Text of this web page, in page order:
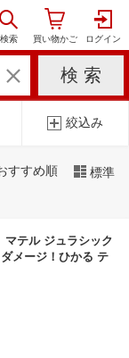
絞込み
すすめ順 標準
テル ジュラシック
メージ！ひかる テ